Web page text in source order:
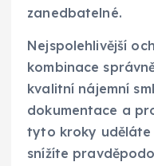
zanedbatelné.
Nejspolehlivější
kombinace
kvalitní nájemní
dokumentace a
tyto kroky uděláte
snížíte